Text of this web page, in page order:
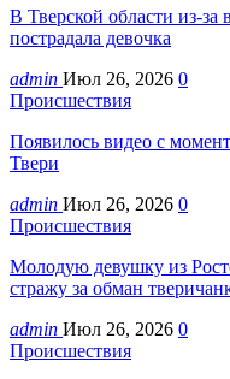
В Тверской области из-
пострадала девочка
admin Июл 26, 2026 0
Происшествия
Появилось видео с
Твери
admin Июл 26, 2026 0
Происшествия
Молодую девушку из
стражу за обман
admin Июл 26, 2026 0
Происшествия